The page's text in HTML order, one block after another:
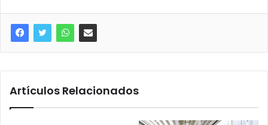
Artículos Relacionados